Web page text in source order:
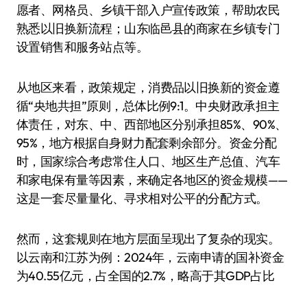
愿者、网格员、乡镇干部入户宣传政策，帮助农民
熟悉以旧换新流程；山东临邑县的商家在乡镇专门
设置销售和服务站点等。
从地区来看，政策规定，消费品以旧换新的资金遵
循“央地共担”原则，总体比例9:1。中央财政承担主
体责任，对东、中、西部地区分别承担85%、90%、
95%，地方根据自身财力配套剩余部分。资金分配
时，国家综合考虑常住人口、地区生产总值、汽车
和家电保有量等因素，来确定各地区的资金规模——
这是一套尽量量化、寻求相对公平的分配方式。
然而，这套规则在地方层面呈现出了复杂的现实。
以云南和江苏为例：2024年，云南申请的国补资金
为40.55亿元，占全国的2.7%，略高于其GDP占比